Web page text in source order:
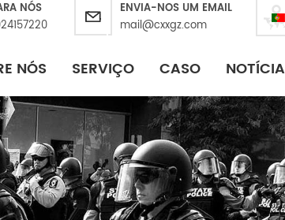
NÓS
ENVIA-NOS UM EMAIL
mail@cxxgz.com
NÓS SERVIÇO CASO NOTÍCIA